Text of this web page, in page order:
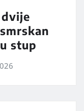
dvije
stup